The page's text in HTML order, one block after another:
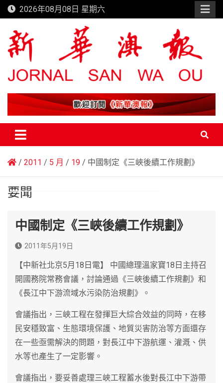
Skip
to
content
2026年08月08日 星期六
新華澳報
2011 5 月 19 中國制定《三峽後續工作規劃》
要聞
中國制定《三峽後續工作規劃》
2011年5月19日
【中新社北京5月18日電】 中國總理溫家寶18日主持召
開國務院常務會議，討論通過《三峽後續工作規劃》和
《長江中下游流域水污染防治規劃》。
會議指出，三峽工程在發揮巨大綜合效益的同時，在移
民安穩致富、生態環境保護、地質災害防治等方面還存
在一些亟需解決的問題，對長江中下游航運、灌溉、供
水等也產生了一定影響。
會議指出，要妥善處理三峽工程蓄水後對長江中下游帶